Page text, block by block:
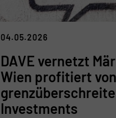
04.05.2026
DAVE vernetzt
Wien profitiert von
Investments